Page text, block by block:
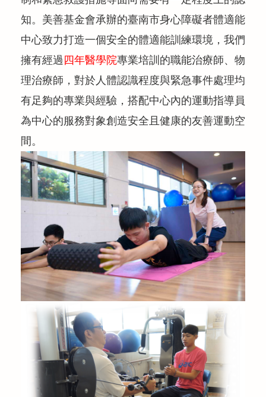
知。美善基金會承辦的臺南市身心障礙者體適能
中心致力打造一個安全的體適能訓練環境，我們
擁有經過 四年醫學院專業培訓的職能治療師、物
理治療師，對於人體認識程度與緊急事件處理均
有足夠的專業與經驗，搭配中心內的運動指導員
為中心的服務對象創造安全且健康的友善運動空
間。